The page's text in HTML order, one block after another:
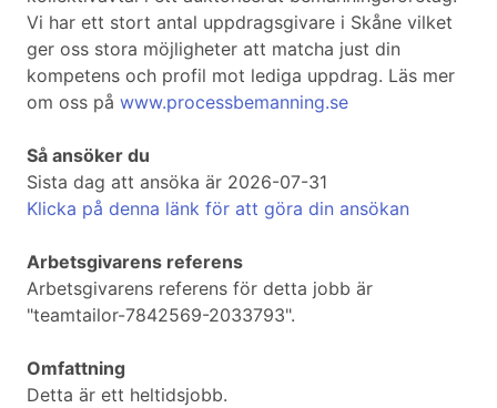
Vi har ett stort antal uppdragsgivare i Skåne vilket
ger oss stora möjligheter att matcha just din
kompetens och profil mot lediga uppdrag. Läs mer
om oss på www.processbemanning.se
Så ansöker du
Sista dag att ansöka är 2026-07-31
Klicka på denna länk för att göra din ansökan
Arbetsgivarens referens
Arbetsgivarens referens för detta jobb är
"teamtailor-7842569-2033793".
Omfattning
Detta är ett heltidsjobb.